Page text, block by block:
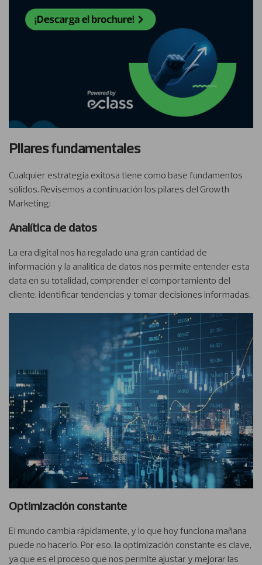
Pilares fundamentales
Cualquier estrategia exitosa tiene como base fundamentos
sólidos. Revisemos a continuación los pilares del Growth
Marketing:
Analítica de datos
La era digital nos ha regalado una gran cantidad de
información y la analítica de datos nos permite entender esta
data en su totalidad, comprender el comportamiento del
cliente, identificar tendencias y tomar decisiones informadas.
Optimización constante
El mundo cambia rápidamente, y lo que hoy funciona mañana
puede no hacerlo. Por eso, la optimización constante es clave,
ya que es el proceso que nos permite ajustar y mejorar las